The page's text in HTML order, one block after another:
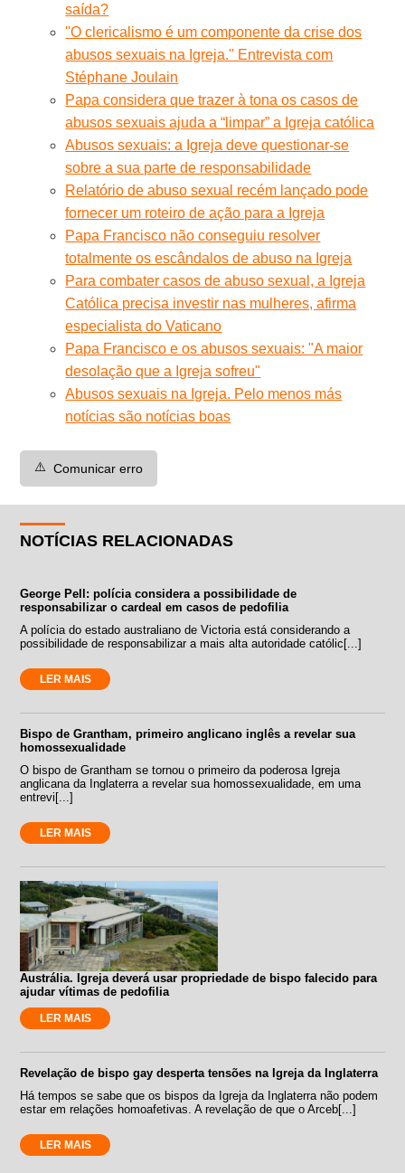
saída?
''O clericalismo é um componente da crise dos
abusos sexuais na Igreja.'' Entrevista com
Stéphane Joulain
Papa considera que trazer à tona os casos de
abusos sexuais ajuda a “limpar” a Igreja católica
Abusos sexuais: a Igreja deve questionar-se
sobre a sua parte de responsabilidade
Relatório de abuso sexual recém lançado pode
fornecer um roteiro de ação para a Igreja
Papa Francisco não conseguiu resolver
totalmente os escândalos de abuso na Igreja
Para combater casos de abuso sexual, a Igreja
Católica precisa investir nas mulheres, afirma
especialista do Vaticano
Papa Francisco e os abusos sexuais: "A maior
desolação que a Igreja sofreu"
Abusos sexuais na Igreja. Pelo menos más
notícias são notícias boas
⚠️ Comunicar erro
NOTÍCIAS RELACIONADAS
George Pell: polícia considera a possibilidade de
responsabilizar o cardeal em casos de pedofilia
A polícia do estado australiano de Victoria está considerando a
possibilidade de responsabilizar a mais alta autoridade católic[...]
LER MAIS
Bispo de Grantham, primeiro anglicano inglês a revelar sua
homossexualidade
O bispo de Grantham se tornou o primeiro da poderosa Igreja
anglicana da Inglaterra a revelar sua homossexualidade, em uma
entrevi[...]
LER MAIS
Austrália. Igreja deverá usar propriedade de bispo falecido para
ajudar vítimas de pedofilia
LER MAIS
Revelação de bispo gay desperta tensões na Igreja da Inglaterra
Há tempos se sabe que os bispos da Igreja da Inglaterra não podem
estar em relações homoafetivas. A revelação de que o Arceb[...]
LER MAIS